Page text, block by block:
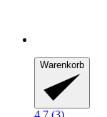
Warenkorb
4.7 (3)